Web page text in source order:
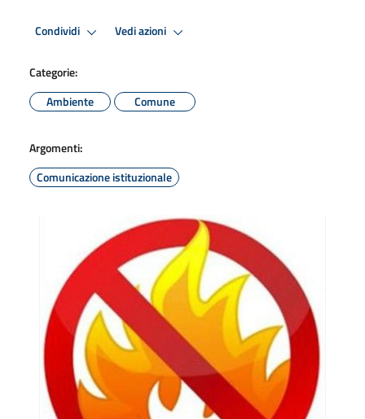
Condividi Vedi azioni
Categorie:
Ambiente
Comune
Argomenti:
Comunicazione istituzionale